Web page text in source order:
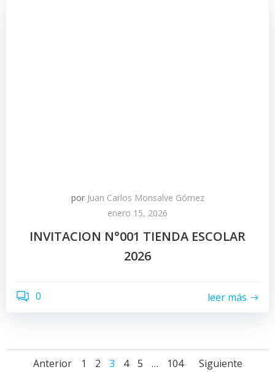
por Juan Carlos Monsalve Gómez
enero 15, 2026
INVITACION N°001 TIENDA ESCOLAR
2026
0 leer más
Anterior Página
1 Página
2 Página
3 Página
4 Página
5 … Página
104 Siguiente